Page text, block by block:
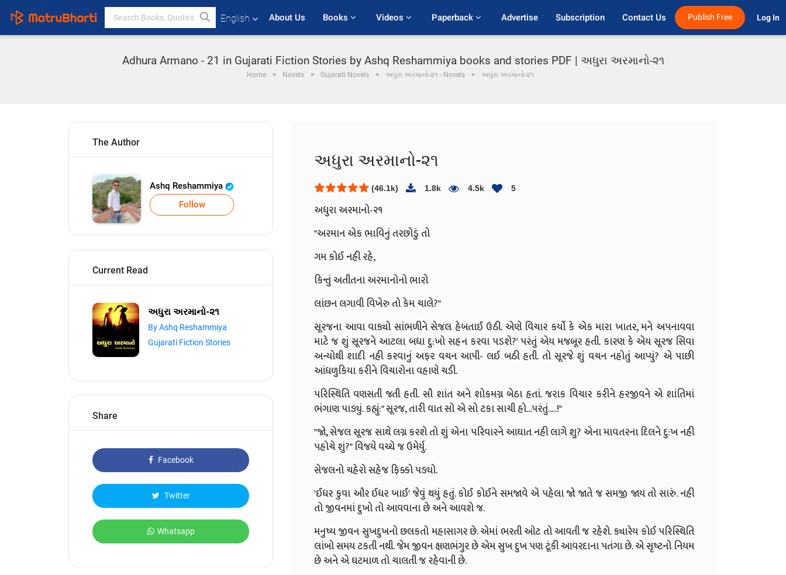
English About Us Books Videos Paperback Advertise Subscription Contact Us Publish Free Log In
Adhura Armano - 21 in Gujarati Fiction Stories by Ashq Reshammiya books and stories PDF | અધુરા અરમાનો-૨૧
Home Novels Gujarati Novels અધુરા અરમાનો-૨૧ - Novels અધુરા અરમાનો-૨૧
The Author
Ashq Reshammiya
Follow
Current Read
અધુરા અરમાનો-૨૧
By Ashq Reshammiya
Gujarati Fiction Stories
Share
Facebook
Twitter
Whatsapp
અધુરા અરમાનો-૨૧
(46.1k) 1.8k 4.5k 5
અધુરા અરમાનો-૨૧
"અરમાન એક ભાવિનું તરછોડું તો
ગમ કોઈ નહી રહે,
કિન્તું અતીતના અરમાનોનો ભારો
લાંછન લગાવી વિખેરુ તો કેમ ચાલે?"
સૂરજના આવા વાક્યો સાંભળીને સેજલ હેબતાઈ ઉઠી. એણે વિચાર કર્યો કે એક મારા ખાતર, મને અપનાવવા
માટે જ શું સૂરજને આટલા બધા દુ:ખો સહન કરવા પડશે?' પરંતું એય મજબૂર હતી. કારણ કે એય સૂરજ સિવા
અન્યોથી શાદી નહી કરવાનું અફર વચન આપી- લઈ બઠી હતી. તો સૂરજે શું વચન નહોતું આપ્યું? એ પાછી
આંધળુકિયા કરીને વિચારોના વહાણે ચડી.
પરિસ્થિતિ વણસતી જતી હતી. સૌ શાંત અને શોકમગ્ન બેઠા હતાં. જરાક વિચાર કરીને હરજીવને એ શાંતિમાં
ભંગાણ પાડ્યું. કહ્યું:" સૂરજ, તારી વાત સો એ સો ટકા સાચી હો...પરંતું.....!"
"જો, સેજલ સૂરજ સાથે લગ્ન કરશે તો શું એના પરિવારને આઘાત નહી લાગે શુ? એના માવતરના દિલને દુ:ખ નહી
પહોચે શું?" વિજયે વચ્ચે જ ઉમેર્યુ.
સેજલનો ચહેરો સહેજ ફિક્કો પડ્યો.
'ઈધર કુવા ઔર ઈધર ખાઈ' જેવું થયું હતું. કોઈ કોઈને સમજાવે એ પહેલા જો જાતે જ સમજી જાય તો સારું. નહી
તો જીવનમાં દુખો તો આવવાના છે અને આવશે જ.
મનુષ્ય જીવન સુખદુખનો છલકતો મહાસાગર છે. એમાં ભરતી ઓટ તો આવતી જ રહેશે. ક્યારેય કોઈ પરિસ્થિતિ
લાંબો સમય ટકતી નથી. જેમ જીવન ક્ષણભંગુર છે એમ સુખ દુખ પણ ટૂંકી આવરદાના પતંગા છે. એ સૃષ્ટનો નિયમ
છે અને એ ઘટમાળ તો ચાલતી જ રહેવાની છે.